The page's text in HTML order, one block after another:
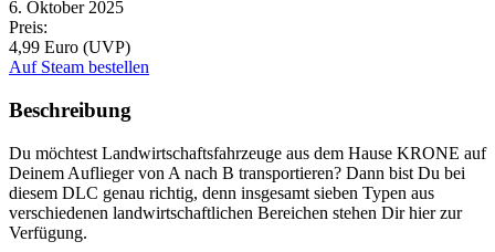
6. Oktober 2025
Preis:
4,99 Euro (UVP)
Auf Steam bestellen
Beschreibung
Du möchtest Landwirtschaftsfahrzeuge aus dem Hause KRONE auf
Deinem Auflieger von A nach B transportieren? Dann bist Du bei
diesem DLC genau richtig, denn insgesamt sieben Typen aus
verschiedenen landwirtschaftlichen Bereichen stehen Dir hier zur
Verfügung.